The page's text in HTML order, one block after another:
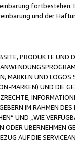
und der
PRODUKTE UND
MARKEN UND
MARKEN) UND DIE
IM RAHMEN
UND „WIE
ODER ÜBERNEHMEN
AUF DIE